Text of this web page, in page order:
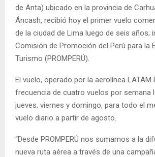
de Anta) ubicado en la provincia de
Áncash, recibió hoy el primer vuelo
de la ciudad de Lima luego de seis años;
Comisión de Promoción del Perú para la
Turismo (PROMPERÚ).
El vuelo, operado por la aerolínea LATAM
frecuencia de cuatro vuelos por semana
jueves, viernes y domingo, para todo el
vuelo diario a partir de agosto.
“Desde PROMPERÚ nos sumamos a la
nueva ruta aérea a través de una